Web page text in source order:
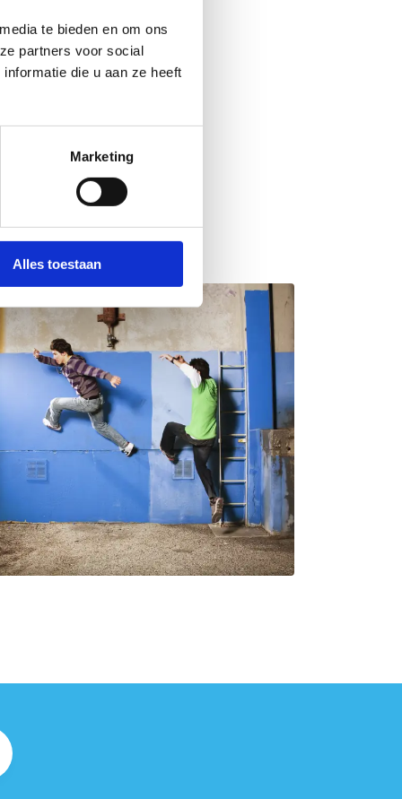
te bieden en om ons
partners voor social
die u aan ze heeft
Marketing
Alles toestaan